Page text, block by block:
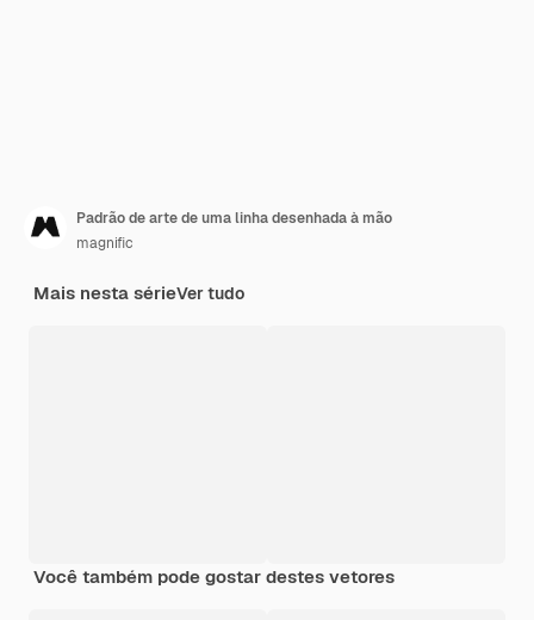
Padrão de arte de uma linha desenhada à mão
magnific
Mais nesta sérieVer tudo
Você também pode gostar destes vetores